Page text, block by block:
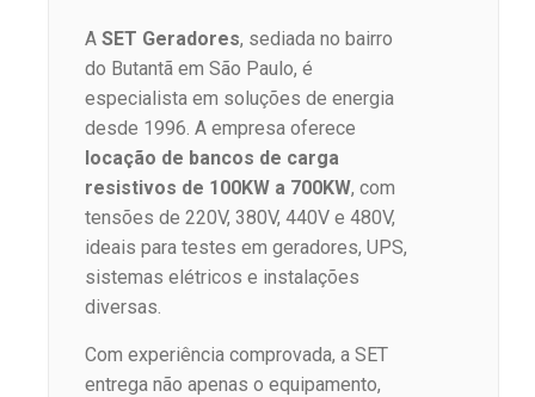
A SET Geradores, sediada no bairro
do Butantã em São Paulo, é
especialista em soluções de energia
desde 1996. A empresa oferece
locação de bancos de carga
resistivos de 100KW a 700KW, com
tensões de 220V, 380V, 440V e 480V,
ideais para testes em geradores, UPS,
sistemas elétricos e instalações
diversas.
Com experiência comprovada, a SET
entrega não apenas o equipamento,